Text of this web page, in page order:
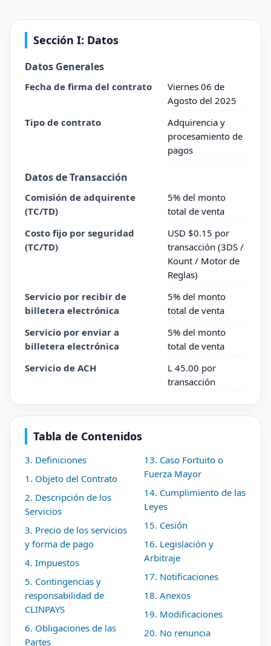
Sección I: Datos
Datos Generales
Fecha de firma del contrato
Viernes 06 de
Agosto del 2025
Tipo de contrato
Adquirencia y
procesamiento de
pagos
Datos de Transacción
Comisión de adquirente
(TC/TD)
5% del monto
total de venta
Costo fijo por seguridad
(TC/TD)
USD $0.15 por
transacción (3DS /
Kount / Motor de
Reglas)
Servicio por recibir de
billetera electrónica
5% del monto
total de venta
Servicio por enviar a
billetera electrónica
5% del monto
total de venta
Servicio de ACH
L 45.00 por
transacción
Tabla de Contenidos
3. Definiciones
1. Objeto del Contrato
2. Descripción de los
Servicios
3. Precio de los servicios
y forma de pago
4. Impuestos
5. Contingencias y
responsabilidad de
CLINPAYS
6. Obligaciones de las
Partes
13. Caso Fortuito o
Fuerza Mayor
14. Cumplimiento de las
Leyes
15. Cesión
16. Legislación y
Arbitraje
17. Notificaciones
18. Anexos
19. Modificaciones
20. No renuncia